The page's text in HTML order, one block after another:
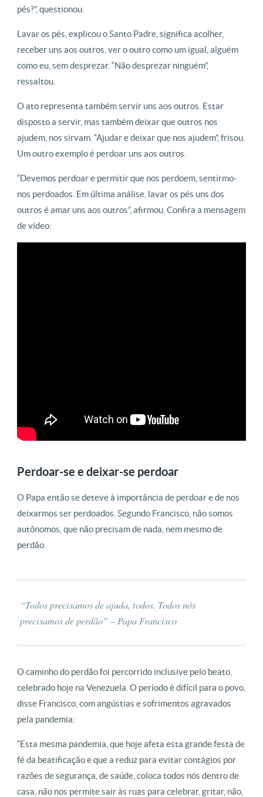
pés?”, questionou.
Lavar os pés, explicou o Santo Padre, significa acolher,
receber uns aos outros, ver o outro como um igual, alguém
como eu, sem desprezar. “Não desprezar ninguém”,
ressaltou.
O ato representa também servir uns aos outros. Estar
disposto a servir, mas também deixar que outros nos
ajudem, nos sirvam. “Ajudar e deixar que nos ajudem”, frisou.
Um outro exemplo é perdoar uns aos outros.
“Devemos perdoar e permitir que nos perdoem, sentirmo-
nos perdoados. Em última análise, lavar os pés uns dos
outros é amar uns aos outros”, afirmou. Confira a mensagem
de vídeo:
Perdoar-se e deixar-se perdoar
O Papa então se deteve à importância de perdoar e de nos
deixarmos ser perdoados. Segundo Francisco, não somos
autônomos, que não precisam de nada, nem mesmo de
perdão.
“Todos precisamos de ajuda, todos. Todos nós
precisamos de perdão” – Papa Francisco
O caminho do perdão foi percorrido inclusive pelo beato,
celebrado hoje na Venezuela. O período é difícil para o povo,
disse Francisco, com angústias e sofrimentos agravados
pela pandemia:
“Esta mesma pandemia, que hoje afeta esta grande festa de
fé da beatificação e que a reduz para evitar contágios por
razões de segurança, de saúde, coloca todos nós dentro de
casa, não nos permite sair às ruas para celebrar, gritar, não,